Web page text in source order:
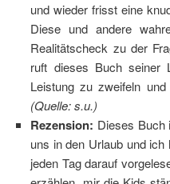
und wieder frisst eine
Diese und andere
Realitätscheck zu der
ruft dieses Buch seiner
Leistung zu zweifeln
(Quelle: s.u.)
Rezension: Dieses Buch
uns in den Urlaub und
jeden Tag darauf